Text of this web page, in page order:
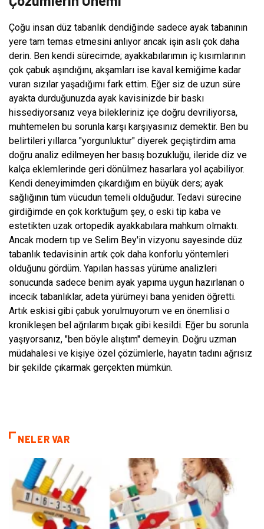
Çoğu insan düz tabanlık dendiğinde sadece ayak tabanının
yere tam temas etmesini anlıyor ancak işin aslı çok daha
derin. Ben kendi sürecimde; ayakkabılarımın iç kısımlarının
çok çabuk aşındığını, akşamları ise kaval kemiğime kadar
vuran sızılar yaşadığımı fark ettim. Eğer siz de uzun süre
ayakta durduğunuzda ayak kavisinizde bir baskı
hissediyorsanız veya bilekleriniz içe doğru devriliyorsa,
muhtemelen bu sorunla karşı karşıyasınız demektir. Ben bu
belirtileri yıllarca "yorgunluktur" diyerek geçiştirdim ama
doğru analiz edilmeyen her basış bozukluğu, ileride diz ve
kalça eklemlerinde geri dönülmez hasarlara yol açabiliyor.
Kendi deneyimimden çıkardığım en büyük ders; ayak
sağlığının tüm vücudun temeli olduğudur. Tedavi sürecine
girdiğimde en çok korktuğum şey, o eski tip kaba ve
estetikten uzak ortopedik ayakkabılara mahkum olmaktı.
Ancak modern tıp ve Selim Bey'in vizyonu sayesinde düz
tabanlık tedavisinin artık çok daha konforlu yöntemleri
olduğunu gördüm. Yapılan hassas yürüme analizleri
sonucunda sadece benim ayak yapıma uygun hazırlanan o
incecik tabanlıklar, adeta yürümeyi bana yeniden öğretti.
Artık eskisi gibi çabuk yorulmuyorum ve en önemlisi o
kronikleşen bel ağrılarım bıçak gibi kesildi. Eğer bu sorunla
yaşıyorsanız, "ben böyle alıştım" demeyin. Doğru uzman
müdahalesi ve kişiye özel çözümlerle, hayatın tadını ağrısız
bir şekilde çıkarmak gerçekten mümkün.
NELER VAR